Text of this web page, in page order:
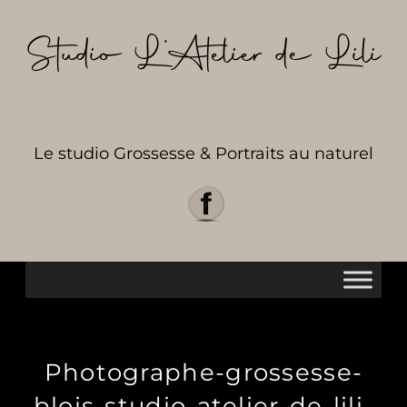
contenu
Studio L’Atelier de Lili
Le studio Grossesse & Portraits au naturel
Photographe-grossesse-